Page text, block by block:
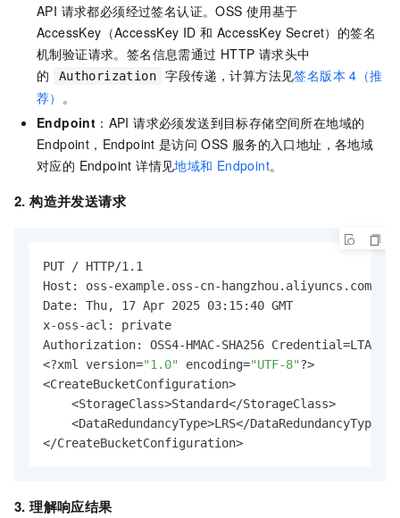
API 请求都必须经过签名认证。OSS 使用基于
AccessKey（AccessKey ID 和 AccessKey Secret）的签名
机制验证请求。签名信息需通过 HTTP 请求头中
的
Authorization 字段传递，计算方法见签名版本 4（推
荐） 。
Endpoint ：API 请求必须发送到目标存储空间所在地域的
Endpoint，Endpoint 是访问 OSS 服务的入口地址，各地域
对应的 Endpoint 详情见地域和 Endpoint。
2. 构造并发送请求
PUT / HTTP/1.1
Host: oss-example.oss-cn-hangzhou.aliyuncs.com
Date: Thu, 17 Apr 2025 03:15:40 GMT
x-oss-acl: private
Authorization: OSS4-HMAC-SHA256
<?xml version="1.0" encoding="UTF-8"?>
<CreateBucketConfiguration>
    <StorageClass>Standard</StorageClass>
<DataRedundancyType>LRS</
</CreateBucketConfiguration>
3. 理解响应结果